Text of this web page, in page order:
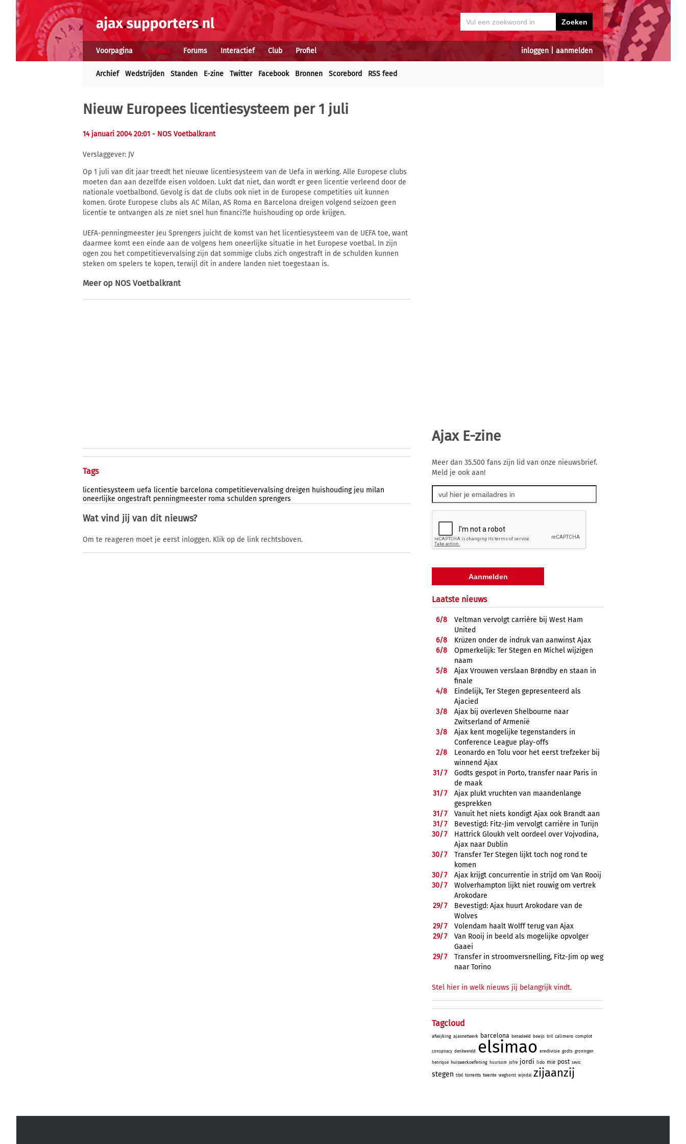
inloggen aanmelden
Voorpagina Nieuws Forums Interactief Club Profiel
Archief Wedstrijden Standen E-zine Twitter Facebook Bronnen Scorebord RSS feed
Nieuw Europees licentiesysteem per 1 juli
14 januari 2004 20:01 - NOS Voetbalkrant
Verslaggever: JV
Op 1 juli van dit jaar treedt het nieuwe licentiesysteem van de Uefa in werking. Alle Europese clubs
moeten dan aan dezelfde eisen voldoen. Lukt dat niet, dan wordt er geen licentie verleend door de
nationale voetbalbond. Gevolg is dat de clubs ook niet in de Europese competities uit kunnen
komen. Grote Europese clubs als AC Milan, AS Roma en Barcelona dreigen volgend seizoen geen
licentie te ontvangen als ze niet snel hun financi?le huishouding op orde krijgen.
UEFA-penningmeester Jeu Sprengers juicht de komst van het licentiesysteem van de UEFA toe, want
daarmee komt een einde aan de volgens hem oneerlijke situatie in het Europese voetbal. In zijn
ogen zou het competitievervalsing zijn dat sommige clubs zich ongestraft in de schulden kunnen
steken om spelers te kopen, terwijl dit in andere landen niet toegestaan is.
Meer op NOS Voetbalkrant
Tags
licentiesysteem uefa licentie barcelona competitievervalsing dreigen huishouding jeu milan
oneerlijke ongestraft penningmeester roma schulden sprengers
Wat vind jij van dit nieuws?
Om te reageren moet je eerst inloggen. Klik op de link rechtsboven.
Ajax E-zine
Meer dan 35.500 fans zijn lid van onze nieuwsbrief.
Meld je ook aan!
Laatste nieuws
6/8
Veltman vervolgt carrière bij West Ham
United
6/8
Krüzen onder de indruk van aanwinst Ajax
6/8
Opmerkelijk: Ter Stegen en Míchel wijzigen
naam
5/8
Ajax Vrouwen verslaan Brøndby en staan in
finale
4/8
Eindelijk, Ter Stegen gepresenteerd als
Ajacied
3/8
Ajax bij overleven Shelbourne naar
Zwitserland of Armenië
3/8
Ajax kent mogelijke tegenstanders in
Conference League play-offs
2/8
Leonardo en Tolu voor het eerst trefzeker bij
winnend Ajax
31/7
Godts gespot in Porto, transfer naar Paris in
de maak
31/7
Ajax plukt vruchten van maandenlange
gesprekken
31/7
Vanuit het niets kondigt Ajax ook Brandt aan
31/7
Bevestigd: Fitz-Jim vervolgt carrière in Turijn
30/7
Hattrick Gloukh velt oordeel over Vojvodina,
Ajax naar Dublin
30/7
Transfer Ter Stegen lijkt toch nog rond te
komen
30/7
Ajax krijgt concurrentie in strijd om Van Rooij
30/7
Wolverhampton lijkt niet rouwig om vertrek
Arokodare
29/7
Bevestigd: Ajax huurt Arokodare van de
Wolves
29/7
Volendam haalt Wolff terug van Ajax
29/7
Van Rooij in beeld als mogelijke opvolger
Gaaei
29/7
Transfer in stroomversnelling, Fitz-Jim op weg
naar Torino
Stel hier in welk nieuws jij belangrijk vindt.
Tagcloud
afwijking ajaxnetwerk barcelona benadeeld bewijs bril calimero complot
conspiracy denkwereld elsimao eredivisie godts groningen
henrique huiswerkoefening huursom jofre jordi lido mie post sevic
stegen titel torrents twente weghorst wijndal zijaanzij